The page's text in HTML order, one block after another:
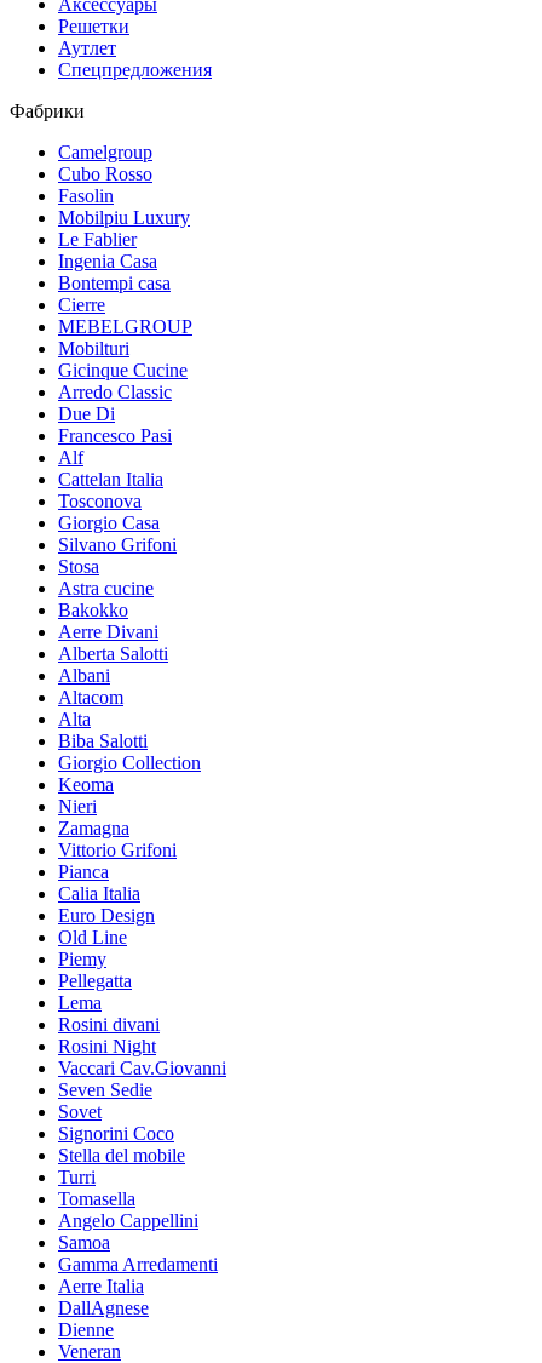
Решетки
Аутлет
Спецпредложения
Фабрики
Camelgroup
Cubo Rosso
Fasolin
Mobilpiu Luxury
Le Fablier
Ingenia Casa
Bontempi casa
Cierre
MEBELGROUP
Mobilturi
Gicinque Cucine
Arredo Classic
Due Di
Francesco Pasi
Alf
Cattelan Italia
Tosconova
Giorgio Casa
Silvano Grifoni
Stosa
Astra cucine
Bakokko
Aerre Divani
Alberta Salotti
Albani
Altacom
Alta
Biba Salotti
Giorgio Collection
Keoma
Nieri
Zamagna
Vittorio Grifoni
Pianca
Calia Italia
Euro Design
Old Line
Piemy
Pellegatta
Lema
Rosini divani
Rosini Night
Vaccari Cav.Giovanni
Seven Sedie
Sovet
Signorini Coco
Stella del mobile
Turri
Tomasella
Angelo Cappellini
Samoa
Gamma Arredamenti
Aerre Italia
DallAgnese
Dienne
Veneran